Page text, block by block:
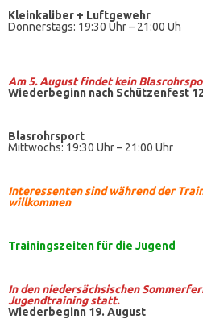
Kleinkaliber + Luftgewehr
Donnerstags: 19:30 Uhr – 21:00 Uh
Am 5. August findet kein
Wiederbeginn nach Schützenfest
Blasrohrsport
Mittwochs: 19:30 Uhr – 21:00 Uhr
Interessenten sind während der
willkommen
Trainingszeiten für die Jugend
In den niedersächsischen
Jugendtraining statt.
Wiederbeginn 19. August